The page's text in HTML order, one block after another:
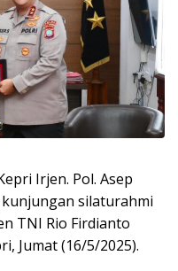
Irjen. Pol. Asep
kunjungan silaturahmi
TNI Rio Firdianto
Jumat (16/5/2025).